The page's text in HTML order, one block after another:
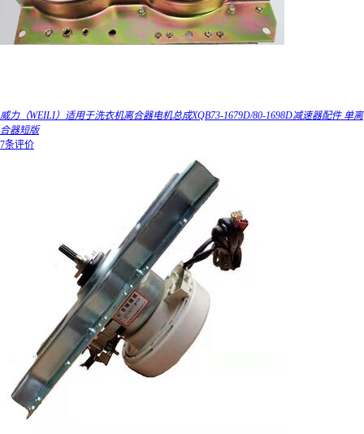
威力（WEILI）适用于洗衣机离合器电机总成XQB73-1679D/80-1698D减速器配件 单离
合器短版
7条评价